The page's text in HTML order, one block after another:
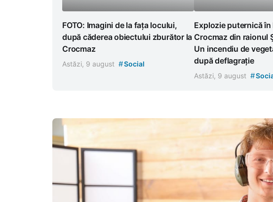
FOTO: Imagini de la fața locului,
după căderea obiectului zburător la
Crocmaz
Astăzi, 9 august #Social
Explozie puternică
Crocmaz din raionul
Un incendiu de
după deflagrație
Astăzi, 9 august #